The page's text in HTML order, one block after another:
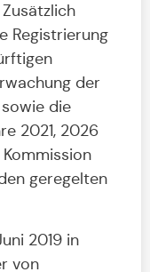
Registrierung
der
die
2021, 2026
geregelten
2019 in
von